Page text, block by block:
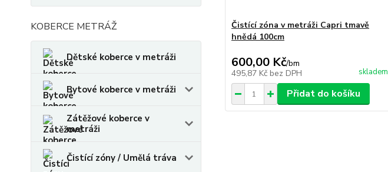
KOBERCE METRÁŽ
Dětské koberce v metráži
Bytové koberce v metráži
Zátěžové koberce v
metráži
Čistící zóny / Umělá tráva
Čistící zóna v metráži Capri tmavě
hnědá 100cm
600,00 Kč/bm
495,87 Kč bez DPH skladem
Přidat do košíku